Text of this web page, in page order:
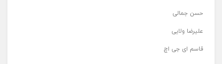
حسن جمالی
علیرضا ولایی
قاسم ای جی اچ